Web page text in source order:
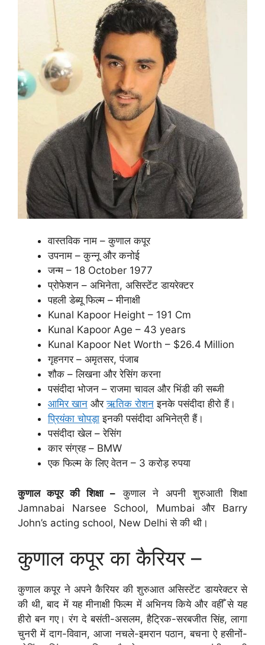
वास्तविक नाम – कुणाल कपूर
उपनाम – कुन्नू और कनोई
जन्म – 18 October 1977
प्रोफेशन – अभिनेता, असिस्टेंट डायरेक्टर
पहली डेब्यू फिल्म – मीनाक्षी
Kunal Kapoor Height – 191 Cm
Kunal Kapoor Age – 43 years
Kunal Kapoor Net Worth – $26.4 Million
गृहनगर – अमृतसर, पंजाब
शौक – लिखना और रेसिंग करना
पसंदीदा भोजन – राजमा चावल और भिंडी की सब्जी
आमिर खान औरऋतिक रोशन इनके पसंदीदा हीरो हैं।
प्रियंका चोपड़ा इनकी पसंदीदा अभिनेत्री हैं।
पसंदीदा खेल – रेसिंग
कार संग्रह – BMW
एक फिल्म के लिए वेतन – 3 करोड़ रुपया
कुणाल कपूर की शिक्षा – कुणाल ने अपनी शुरुआती शिक्षा
Jamnabai Narsee School, Mumbai और Barry
John’s acting school, New Delhi से की थी।
कुणाल कपूर का कैरियर –
कुणाल कपूर ने अपने कैरियर की शुरुआत असिस्टेंट डायरेक्टर से
की थी, बाद में यह मीनाक्षी फिल्म में अभिनय किये और वहीँ से यह
हीरो बन गए। रंग दे बसंती-असलम, हैट्रिक-सरबजीत सिंह, लागा
चुनरी में दाग-विवान, आजा नचले-इमरान पठान, बचना ऐ हसीनों-